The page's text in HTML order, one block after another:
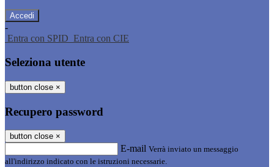
-
Entra con SPID Entra con CIE
Seleziona utente
button close ×
Recupero password
button close ×
E-mail Verrà inviato un messaggio
all'indirizzo indicato con le istruzioni necessarie.